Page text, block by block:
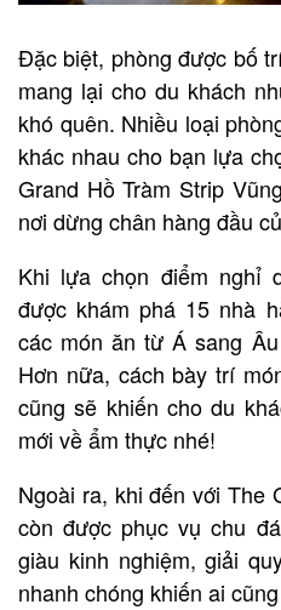
Đặc biệt, phòng được bố
mang lại cho du khách
khó quên. Nhiều loại
khác nhau cho bạn lựa
Grand Hồ Tràm Strip
nơi dừng chân hàng đầu
Khi lựa chọn điểm nghỉ
được khám phá 15 nhà
các món ăn từ Á sang
Hơn nữa, cách bày trí
cũng sẽ khiến cho du
mới về ẩm thực nhé!
Ngoài ra, khi đến với The
còn được phục vụ chu
giàu kinh nghiệm, giải
nhanh chóng khiến ai